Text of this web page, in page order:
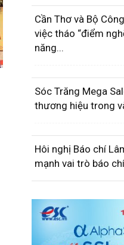
Cần Thơ và Bộ
việc tháo “điểm
năng...
Sóc Trăng Mega
thương hiệu trong
Hôi nghị Báo chí
mạnh vai trò báo